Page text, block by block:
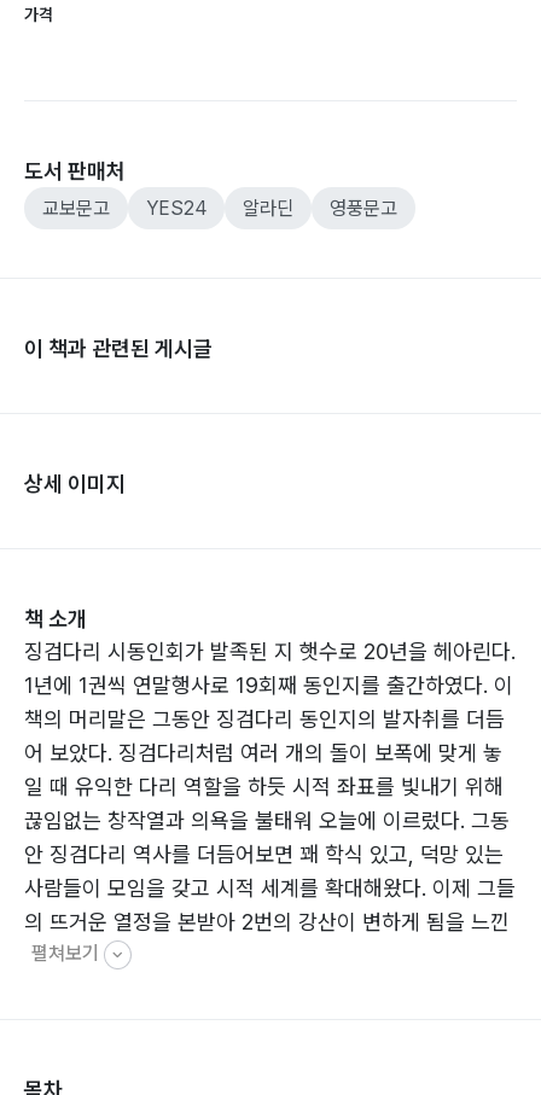
가격
도서 판매처
교보문고 YES24 알라딘 영풍문고
이 책과 관련된 게시글
상세 이미지
책 소개
징검다리 시동인회가 발족된 지 햇수로 20년을 헤아린다.
1년에 1권씩 연말행사로 19회째 동인지를 출간하였다. 이
책의 머리말은 그동안 징검다리 동인지의 발자취를 더듬
어 보았다. 징검다리처럼 여러 개의 돌이 보폭에 맞게 놓
일 때 유익한 다리 역할을 하듯 시적 좌표를 빛내기 위해
끊임없는 창작열과 의욕을 불태워 오늘에 이르렀다. 그동
안 징검다리 역사를 더듬어보면 꽤 학식 있고, 덕망 있는
사람들이 모임을 갖고 시적 세계를 확대해왔다. 이제 그들
의 뜨거운 열정을 본받아 2번의 강산이 변하게 됨을 느낀
다. 이 책은 태동철, 김수원(정숙), 박다윤, 서나경, 손옥
펼쳐보기
목차